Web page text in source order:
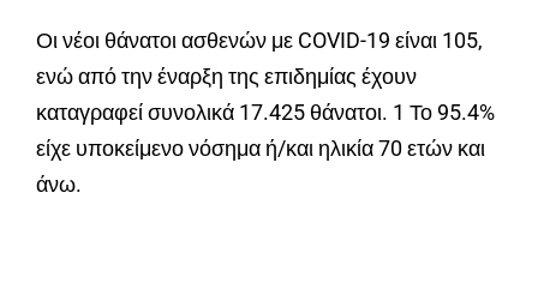
Οι νέοι θάνατοι ασθενών με COVID-19 είναι 105,
ενώ από την έναρξη της επιδημίας έχουν
καταγραφεί συνολικά 17.425 θάνατοι. 1 Το 95.4%
είχε υποκείμενο νόσημα ή/και ηλικία 70 ετών και
άνω.